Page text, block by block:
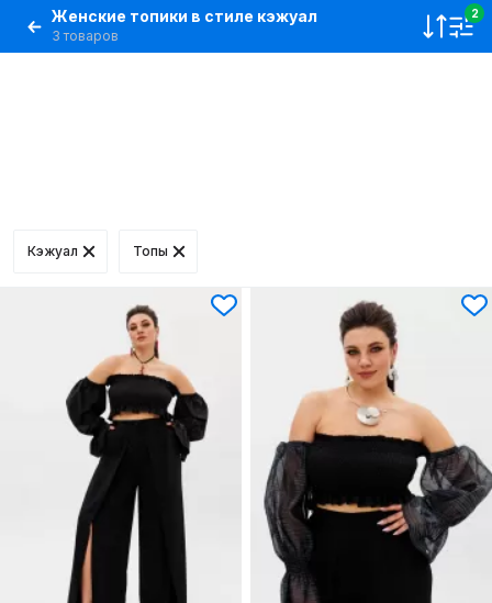
Женские топики в стиле кэжуал
3 товаров
2
Кэжуал Топы